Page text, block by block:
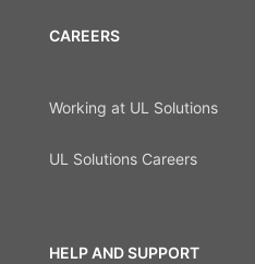
CAREERS
Working at UL Solutions
UL Solutions Careers
HELP AND SUPPORT